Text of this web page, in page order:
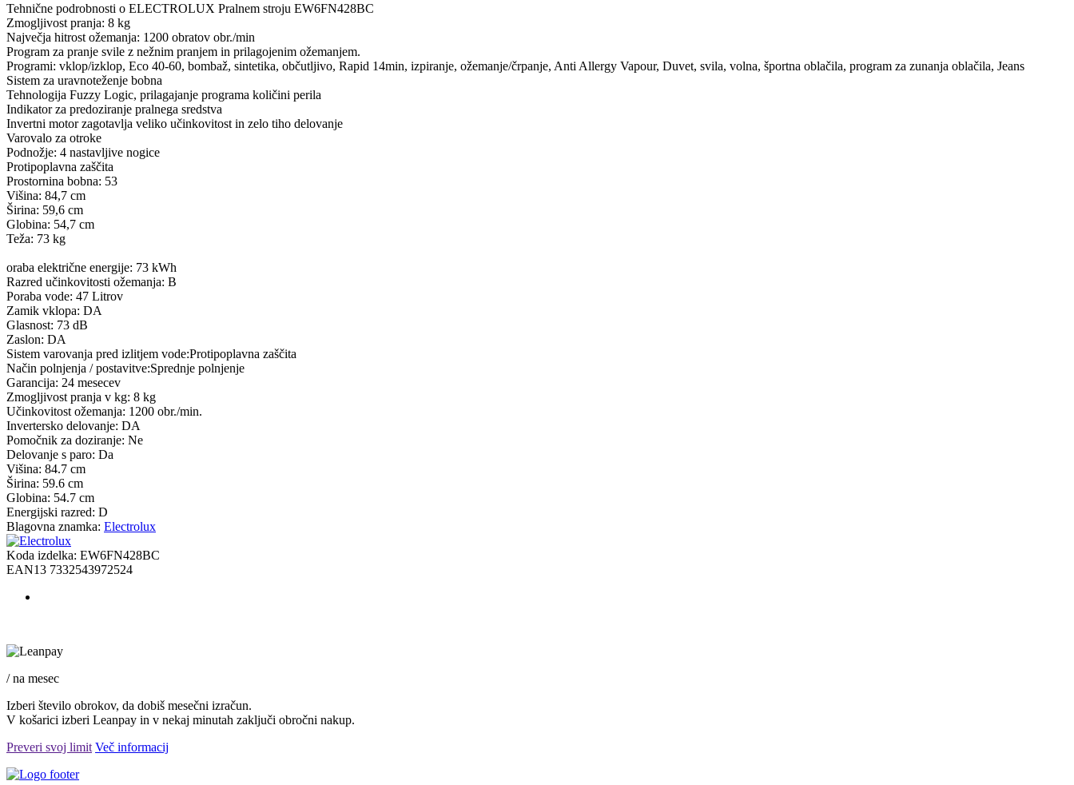
Tehnične podrobnosti o ELECTROLUX Pralnem stroju EW6FN428BC
Zmogljivost pranja: 8 kg
Največja hitrost ožemanja: 1200 obratov obr./min
Program za pranje svile z nežnim pranjem in prilagojenim ožemanjem.
Programi: vklop/izklop, Eco 40-60, bombaž, sintetika, občutljivo, Rapid 14min, izpiranje, ožemanje/črpanje, Anti Allergy Vapour, Duvet, svila, volna, športna oblačila, program za zunanja oblačila, Jeans
Sistem za uravnoteženje bobna
Tehnologija Fuzzy Logic, prilagajanje programa količini perila
Indikator za predoziranje pralnega sredstva
Invertni motor zagotavlja veliko učinkovitost in zelo tiho delovanje
Varovalo za otroke
Podnožje: 4 nastavljive nogice
Protipoplavna zaščita
Prostornina bobna: 53
Višina: 84,7 cm
Širina: 59,6 cm
Globina: 54,7 cm
Teža: 73 kg
oraba električne energije: 73 kWh
Razred učinkovitosti ožemanja: B
Poraba vode: 47 Litrov
Zamik vklopa: DA
Glasnost: 73 dB
Zaslon: DA
Sistem varovanja pred izlitjem vode:Protipoplavna zaščita
Način polnjenja / postavitve:Sprednje polnjenje
Garancija: 24 mesecev
Zmogljivost pranja v kg: 8 kg
Učinkovitost ožemanja: 1200 obr./min.
Invertersko delovanje: DA
Pomočnik za doziranje: Ne
Delovanje s paro: Da
Višina: 84.7 cm
Širina: 59.6 cm
Globina: 54.7 cm
Energijski razred: D
Blagovna znamka: Electrolux
Koda izdelka: EW6FN428BC
EAN13 7332543972524
/ na mesec
Izberi število obrokov, da dobiš mesečni izračun.
V košarici izberi Leanpay in v nekaj minutah zaključi obročni nakup.
Preveri svoj limit Več informacij